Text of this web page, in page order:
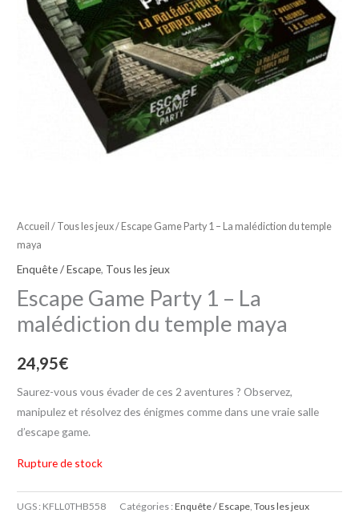
Accueil / Tous les jeux/ Escape Game Party 1 – La malédiction du temple
maya
Enquête / Escape, Tous les jeux
Escape Game Party 1 – La
malédiction du temple maya
24,95€
Saurez-vous vous évader de ces 2 aventures ? Observez,
manipulez et résolvez des énigmes comme dans une vraie salle
d’escape game.
Rupture de stock
UGS : KFLL0THB558 Catégories :Enquête / Escape ,Tous les jeux